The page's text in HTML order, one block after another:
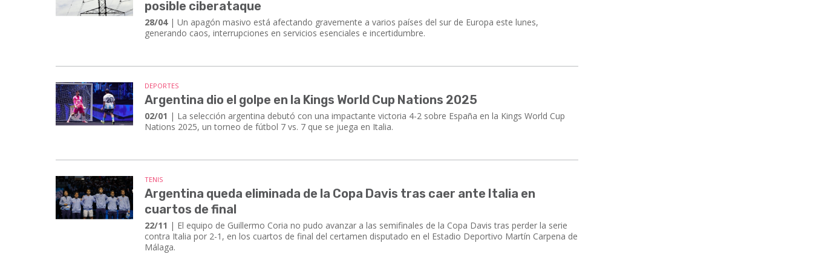
posible ciberataque
28/04| Un apagón masivo está afectando gravemente a varios países del sur de Europa este lunes,
generando caos, interrupciones en servicios esenciales e incertidumbre.
DEPORTES
Argentina dio el golpe en la Kings World Cup Nations 2025
02/01 | La selección argentina debutó con una impactante victoria 4-2 sobre España en la Kings World Cup
Nations 2025, un torneo de fútbol 7 vs. 7 que se juega en Italia.
TENIS
Argentina queda eliminada de la Copa Davis tras caer ante Italia en
cuartos de final
22/11 | El equipo de Guillermo Coria no pudo avanzar a las semifinales de la Copa Davis tras perder la serie
contra Italia por 2-1, en los cuartos de final del certamen disputado en el Estadio Deportivo Martín Carpena de
Málaga.